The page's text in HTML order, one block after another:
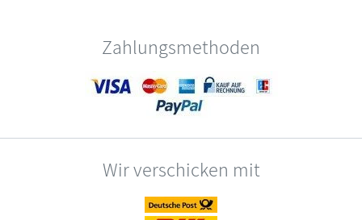
Zahlungsmethoden
Wir verschicken mit